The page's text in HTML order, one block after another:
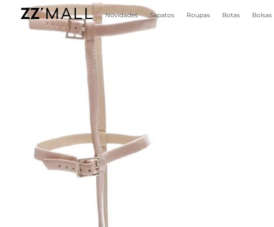
Novidades Sapatos Roupas Botas Bolsas